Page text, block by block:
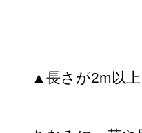
▲長さが2m以